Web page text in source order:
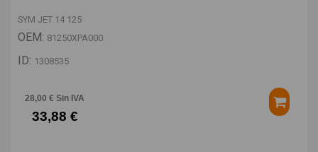
SYM JET 14 125
OEM: 81250XPA000
ID: 1308535
28,00 € Sin IVA
33,88 €